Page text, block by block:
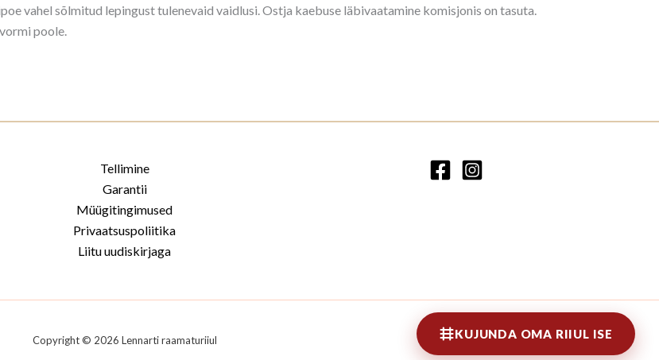
vahel sõlmitud lepingust tulenevaid vaidlusi. Ostja kaebuse läbivaatamine komisjonis on tasuta.
poole.
Tellimine
Garantii
Müügitingimused
Privaatsuspoliitika
Liitu uudiskirjaga
Copyright © 2026 Lennarti raamaturiiul KUJUNDA OMA RIIUL ISE